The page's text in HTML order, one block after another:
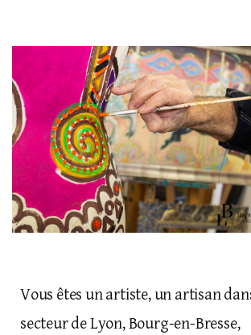
Vous êtes un artiste, un artisan
secteur de Lyon, Bourg-en-Bresse,